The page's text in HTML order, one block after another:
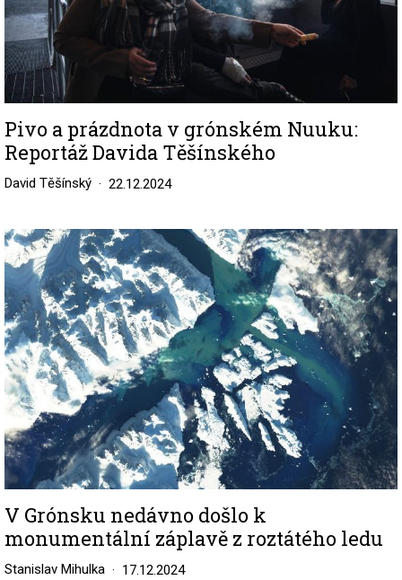
Pivo a prázdnota v grónském Nuuku:
Reportáž Davida Těšínského
David Těšínský 22.12.2024
Image
V Grónsku nedávno došlo k
monumentální záplavě z roztátého ledu
Stanislav Mihulka 17.12.2024